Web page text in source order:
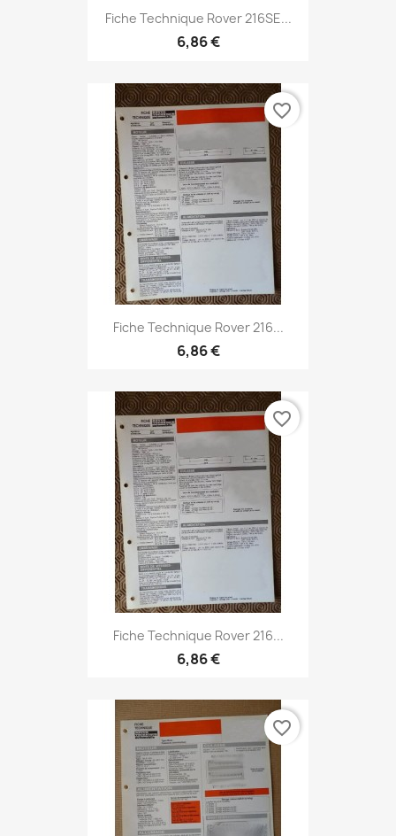
Fiche Technique Rover 216SE...
6,86 €
Fiche Technique Rover 216...
6,86 €
favorite_border
Fiche Technique Rover 216...
6,86 €
favorite_border
favorite_border